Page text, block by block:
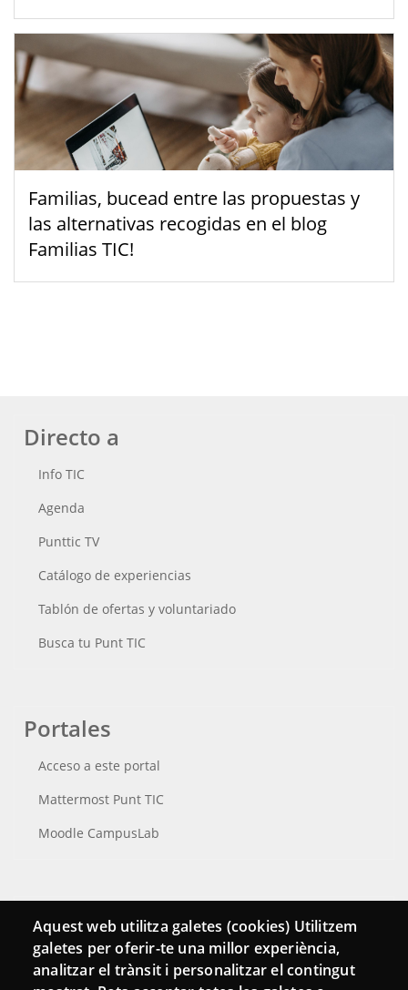
Familias, bucead entre las propuestas y
las alternativas recogidas en el blog
Familias TIC!
Directo a
Info TIC
Agenda
Punttic TV
Catálogo de experiencias
Tablón de ofertas y voluntariado
Busca tu Punt TIC
Portales
Acceso a este portal
Mattermost Punt TIC
Moodle CampusLab
Conecta
Contacto
Aquest web utilitza galetes (cookies) Utilitzem
galetes per oferir-te una millor experiència,
analitzar el trànsit i personalitzar el contingut